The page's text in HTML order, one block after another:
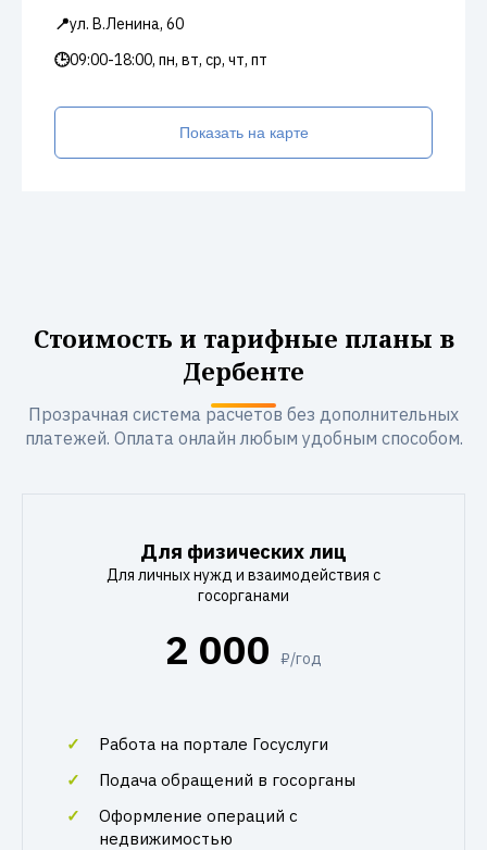
📍ул. В.Ленина, 60
🕒09:00-18:00, пн, вт, ср, чт, пт
Показать на карте
Стоимость и тарифные планы в
Дербенте
Прозрачная система расчетов без дополнительных
платежей. Оплата онлайн любым удобным способом.
Для физических лиц
Для личных нужд и взаимодействия с
госорганами
2 000 ₽/год
Работа на портале Госуслуги
Подача обращений в госорганы
Оформление операций с
недвижимостью